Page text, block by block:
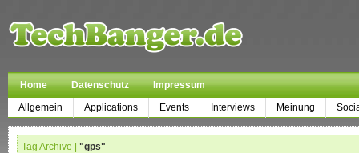
Home Datenschutz
Impressum
Allgemein
Applications Events Interviews Meinung
Tag Archive | "gps"